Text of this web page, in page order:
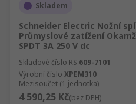
Skladem
Schneider Electric Nožní
Průmyslové zatížení
SPDT 3A 250 V dc
Skladové číslo RS 609-7101
Výrobní číslo XPEM310
Mezisoučet (1 jednotka)
4 590,25 Kč(bez DPH)